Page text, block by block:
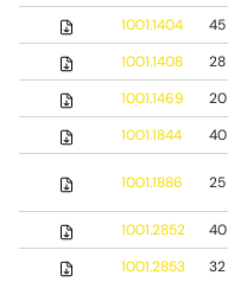
1001.1404
45
1001.1408
28
1001.1469
20
1001.1844
40
1001.1886 25
1001.2852 40
1001.2853
32